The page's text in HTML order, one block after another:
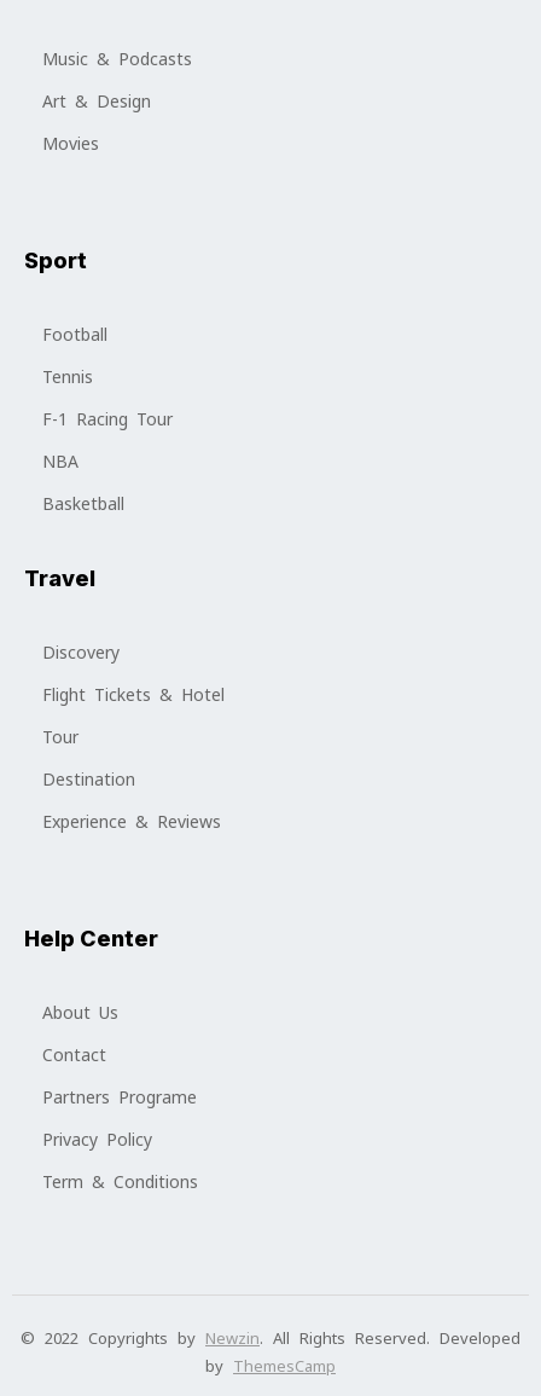
Music & Podcasts
Art & Design
Movies
Sport
Football
Tennis
F-1 Racing Tour
NBA
Basketball
Travel
Discovery
Flight Tickets & Hotel
Tour
Destination
Experience & Reviews
Help Center
About Us
Contact
Partners Programe
Privacy Policy
Term & Conditions
© 2022 Copyrights by Newzin. All Rights Reserved. Developed
by ThemesCamp